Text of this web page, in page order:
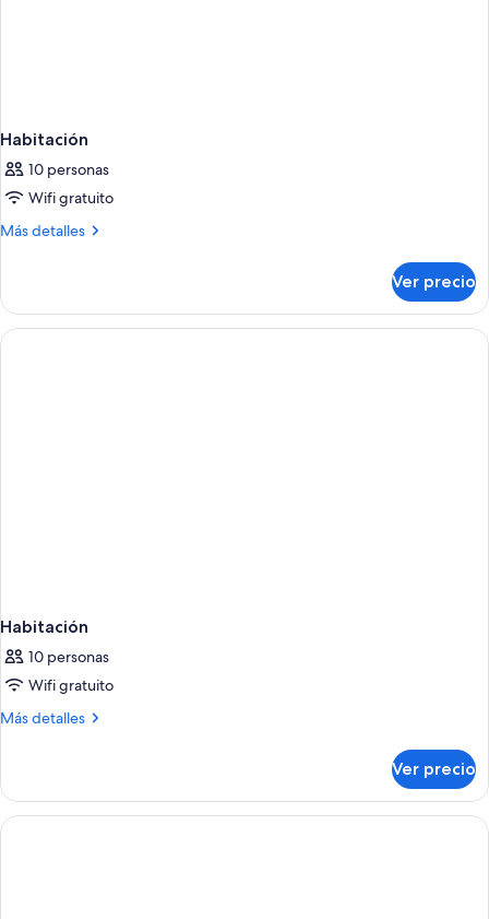
Habitación
10 personas
Wifi gratuito
Más detalles
Más
Ver precio
Habitación
10 personas
Wifi gratuito
Más detalles
Más
Ver precio